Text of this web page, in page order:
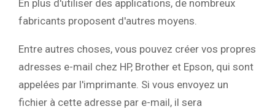
En plus d'utiliser des applications, de nombreux
fabricants proposent d'autres moyens.
Entre autres choses, vous pouvez créer vos propres
adresses e-mail chez HP, Brother et Epson, qui sont
appelées par l'imprimante. Si vous envoyez un
fichier à cette adresse par e-mail, il sera